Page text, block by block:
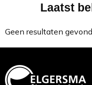
Minimale
Laatst
Geen resultaten